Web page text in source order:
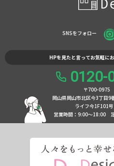
SNSをフォロー
HPを見たと言ってお気軽に
0120-
〒700-0975
岡山県岡山市北区今3丁目9
ライフ今1F101
営業時間：9:00〜18:00